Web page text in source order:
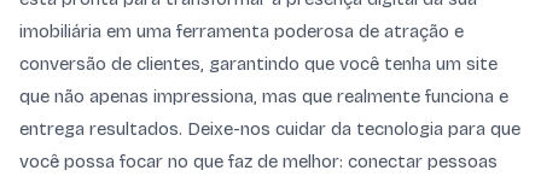
imobiliária em uma ferramenta poderosa de atração e
conversão de clientes, garantindo que você tenha um site
que não apenas impressiona, mas que realmente funciona e
entrega resultados. Deixe-nos cuidar da tecnologia para que
você possa focar no que faz de melhor: conectar pessoas